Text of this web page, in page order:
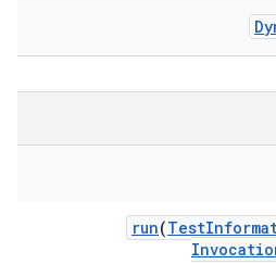
run(Test